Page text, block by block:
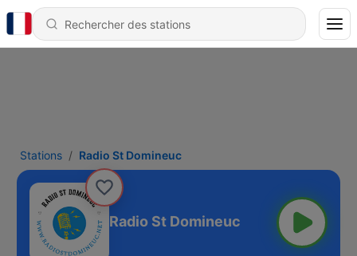
Stations Radio St Domineuc
Radio St Domineuc